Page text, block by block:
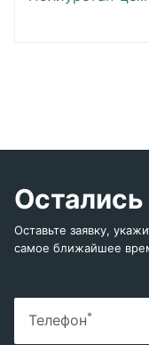
Оставьте заявку,
самое ближайшее
Телефон*